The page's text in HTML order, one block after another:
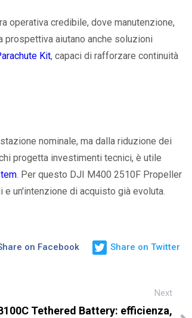
operativa credibile, dove manutenzione,
prospettiva aiutano anche soluzioni
Kit, capaci di rafforzare continuità
nominale, ma dalla riduzione dei
progetta investimenti tecnici, è utile
. Per questo DJI M400 2510F Propeller
e un'intenzione di acquisto già evoluta.
on Facebook Share on Twitter
Next
Tethered Battery: efficienza,